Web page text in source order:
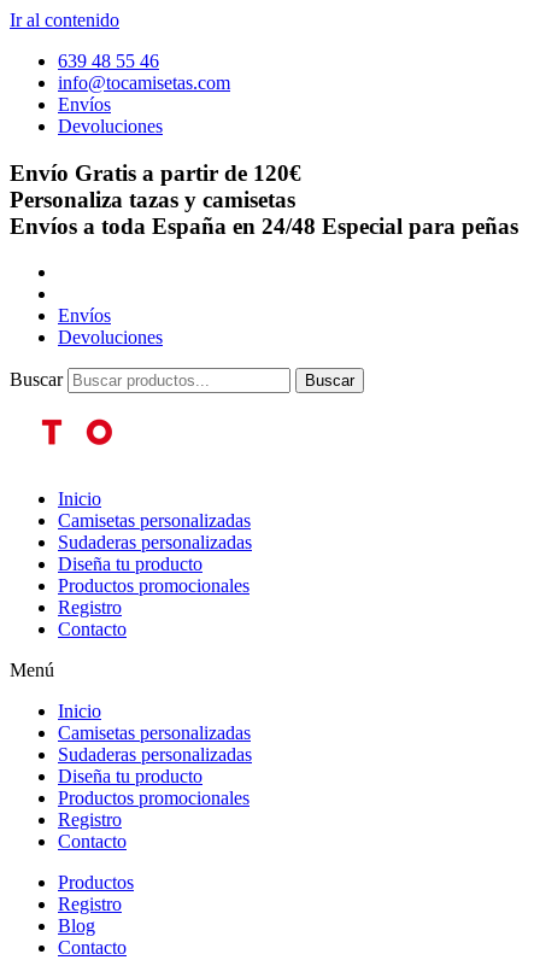
Ir al contenido
639 48 55 46
info@tocamisetas.com
Envíos
Devoluciones
Envío Gratis a partir de 120€
Personaliza tazas y camisetas
Envíos a toda España en 24/48 Especial para peñas
Envíos
Devoluciones
Buscar Buscar
Inicio
Camisetas personalizadas
Sudaderas personalizadas
Diseña tu producto
Productos promocionales
Registro
Contacto
Menú
Inicio
Camisetas personalizadas
Sudaderas personalizadas
Diseña tu producto
Productos promocionales
Registro
Contacto
Productos
Registro
Blog
Contacto